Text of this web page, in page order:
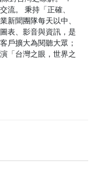
流。 秉持「正確、
新聞團隊每天以中、
表、影音與資訊，是
戶擴大為閱聽大眾；
「台灣之眼，世界之